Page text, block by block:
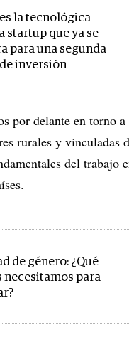
la tecnológica
startup que ya se
para una segunda
inversión
por delante en torno
rurales y
del trabajo
de género: ¿Qué
necesitamos para